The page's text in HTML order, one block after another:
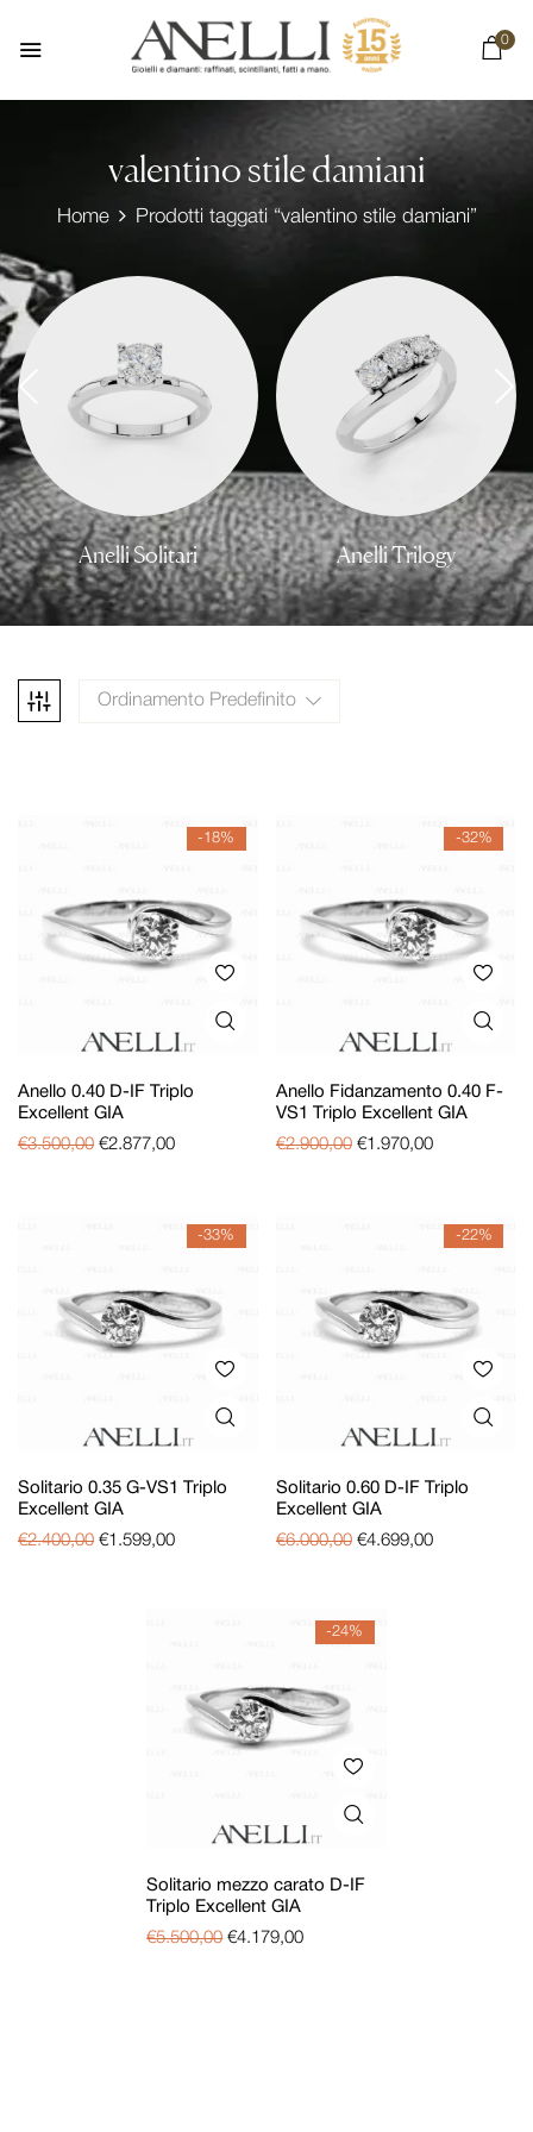
0
valentino stile damiani
Home Prodotti taggati “valentino stile damiani”
Anelli Solitari Anelli Trilogy
Ordinamento Predefinito
-18%
Anello 0.40 D-IF Triplo
Excellent GIA
€3.500,00 €2.877,00
-32%
Anello Fidanzamento 0.40 F-
VS1 Triplo Excellent GIA
€2.900,00 €1.970,00
-33%
Solitario 0.35 G-VS1 Triplo
Excellent GIA
€2.400,00 €1.599,00
-22%
Solitario 0.60 D-IF Triplo
Excellent GIA
€6.000,00 €4.699,00
-24%
Solitario mezzo carato D-IF
Triplo Excellent GIA
€5.500,00 €4.179,00